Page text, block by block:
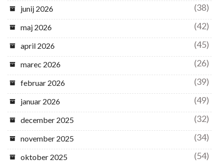
junij 2026 (38)
maj 2026 (42)
april 2026 (45)
marec 2026 (26)
februar 2026 (39)
januar 2026 (49)
december 2025 (32)
november 2025 (34)
oktober 2025 (54)